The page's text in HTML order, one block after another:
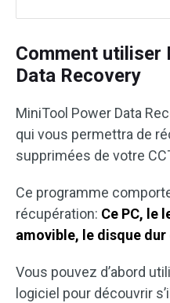
Comment utiliser
Data Recovery
MiniTool Power Data
qui vous permettra de
supprimées de votre
Ce programme
récupération: Ce PC, le
amovible, le disque dur
Vous pouvez d’abord
logiciel pour découvrir